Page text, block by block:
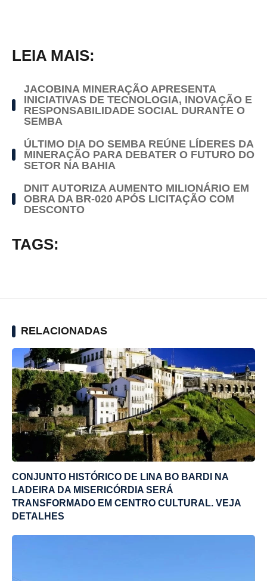
LEIA MAIS:
JACOBINA MINERAÇÃO APRESENTA
INICIATIVAS DE TECNOLOGIA, INOVAÇÃO E
RESPONSABILIDADE SOCIAL DURANTE O
SEMBA
ÚLTIMO DIA DO SEMBA REÚNE LÍDERES DA
MINERAÇÃO PARA DEBATER O FUTURO DO
SETOR NA BAHIA
DNIT AUTORIZA AUMENTO MILIONÁRIO EM
OBRA DA BR-020 APÓS LICITAÇÃO COM
DESCONTO
TAGS:
RELACIONADAS
CONJUNTO HISTÓRICO DE LINA BO BARDI NA
LADEIRA DA MISERICÓRDIA SERÁ
TRANSFORMADO EM CENTRO CULTURAL. VEJA
DETALHES